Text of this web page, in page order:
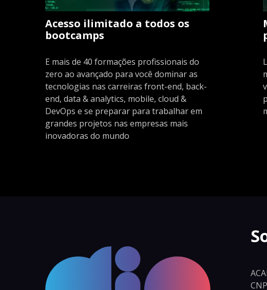
Acesso ilimitado a todos os
bootcamps
E mais de 40 formações profissionais do
zero ao avançado para você dominar as
tecnologias nas carreiras front-end, back-
end, data & analytics, mobile, cloud &
DevOps e se preparar para trabalhar em
grandes projetos nas empresas mais
inovadoras do mundo